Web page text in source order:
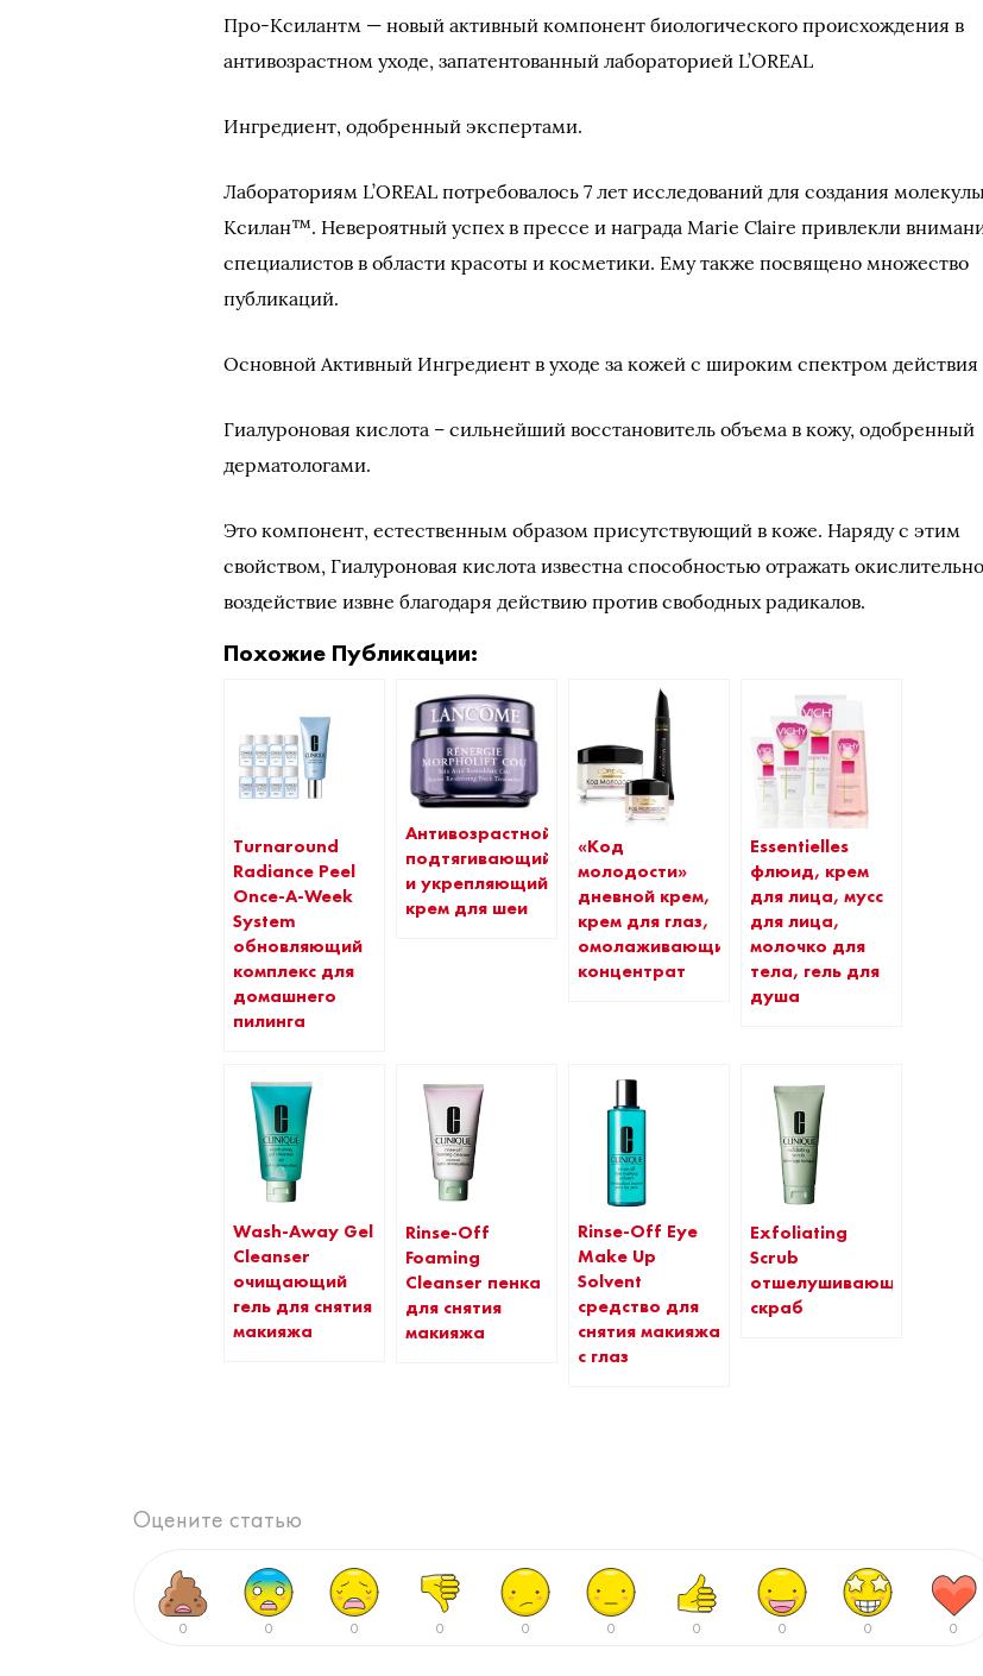
Про-Ксилантм — новый активный компонент биологического происхождения в
антивозрастном уходе, запатентованный лабораторией L’OREAL
Ингредиент, одобренный экспертами.
Лабораториям L’OREAL потребовалось 7 лет исследований для создания
Ксилан™. Невероятный успех в прессе и награда Marie Claire привлекли
специалистов в области красоты и косметики. Ему также посвящено множество
публикаций.
Основной Активный Ингредиент в уходе за кожей с широким спектром действия
Гиалуроновая кислота – сильнейший восстановитель объема в кожу, одобренный
дерматологами.
Это компонент, естественным образом присутствующий в коже. Наряду с этим
свойством, Гиалуроновая кислота известна способностью отражать
воздействие извне благодаря действию против свободных радикалов.
Похожие Публикации:
Turnaround
Radiance Peel
Once-A-Week
System
обновляющий
комплекс для
домашнего
пилинга
Антивозрастной
подтягивающий
и укрепляющий
крем для шеи
«Код
молодости»
дневной крем,
крем для глаз,
омолаживающий
концентрат
Essentielles
флюид, крем
для лица, мусс
для лица,
молочко для
тела, гель для
душа
Wash-Away Gel
Cleanser
очищающий
гель для снятия
макияжа
Rinse-Off
Foaming
Cleanser пенка
для снятия
макияжа
Rinse-Off Eye
Make Up
Solvent
средство для
снятия макияжа
с глаз
Exfoliating
Scrub
отшелушивающий
скраб
Оцените статью
0 0 0 0 0 0 0 0 0 0